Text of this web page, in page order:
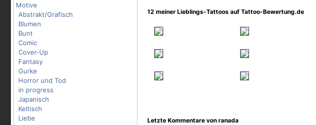
Motive
Abstrakt/Grafisch
Blumen
Bunt
Comic
Cover-Up
Fantasy
Gurke
Horror und Tod
in progress
Japanisch
Keltisch
Liebe
12 meiner Lieblings-Tattoos auf Tattoo-Bewertung.de
Letzte Kommentare von ranada